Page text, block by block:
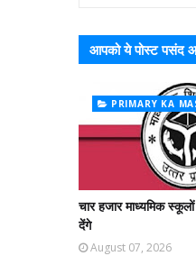
आपको ये पोस्ट पसंद
PRIMARY KA
चार हजार माध्यमिक स्कूलों
देंगे
August 07, 2026